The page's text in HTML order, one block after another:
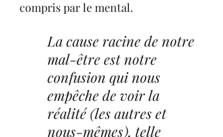
compris par le mental.
La cause racine de notre
mal-être est notre
confusion qui nous
empêche de voir la
réalité (les autres et
nous-mêmes), telle